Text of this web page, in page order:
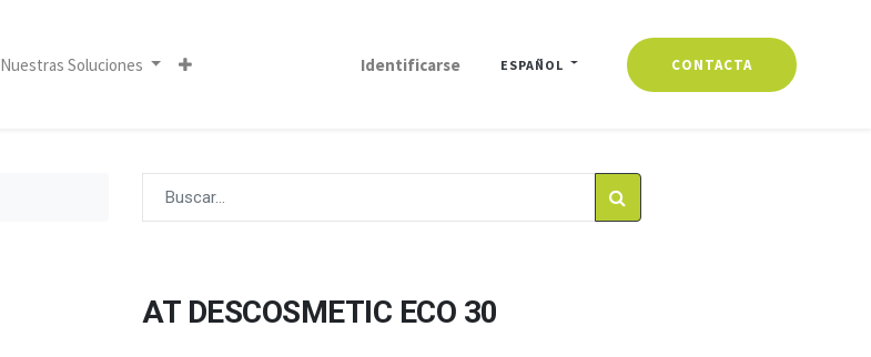
Nuestras Soluciones Identificarse ESPAÑOL CONTACTA
AT DESCOSMETIC ECO 30